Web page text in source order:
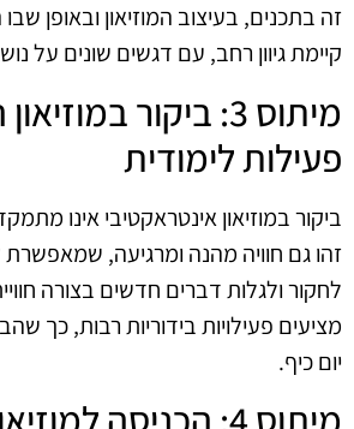
זה בתכנים, בעיצוב המוזיאון ובאופן
קיימת גיוון רחב, עם דגשים שונים על
מיתוס 3: ביקור
פעילות לימודית
ביקור במוזיאון אינטראקטיבי אינו
זהו גם חוויה מהנה ומרגיעה,
לחקור ולגלות דברים חדשים בצורה
מציעים פעילויות בידוריות רבות, כך
יום כיף.